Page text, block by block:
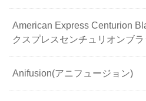
American Express Centurion
クスプレスセンチュリオンブ
Anifusion(アニフュージョン)